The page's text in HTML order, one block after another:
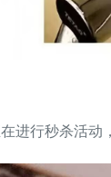
进行秒杀活动